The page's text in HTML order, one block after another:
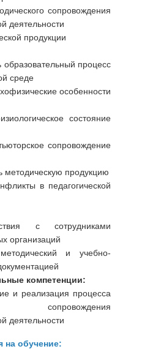
сопровождения
деятельности
продукции
образовательный процесс
среде
особенности
состояние
сопровождение
методическую продукцию
в педагогической
с сотрудниками
организаций
и учебно-
компетенции:
и реализация процесса
сопровождения
деятельности
на обучение: